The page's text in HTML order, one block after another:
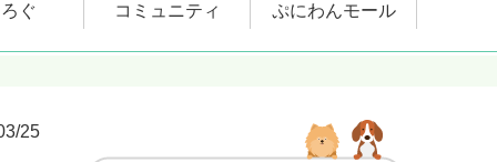
ぐ コミュニティ ぷにわんモール
25